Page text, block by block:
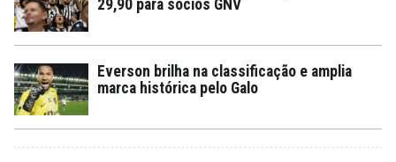
29,90 para sócios GNV
Everson brilha na classificação e amplia
marca histórica pelo Galo